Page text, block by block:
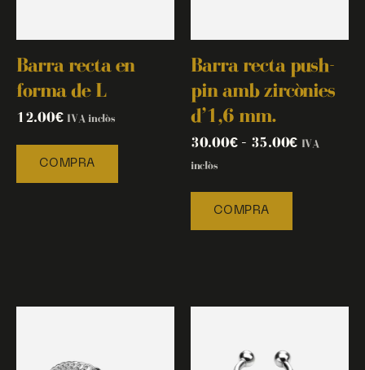
Barra recta en
forma de L
12.00€ IVA inclòs
COMPRA
Barra recta push-
pin amb zircònies
d’1,6 mm.
30.00€– 35.00€ IVA
inclòs
COMPRA